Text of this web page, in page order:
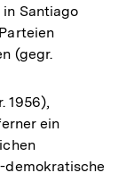
Santiago
(gegr.
1956),
ein
demokratische